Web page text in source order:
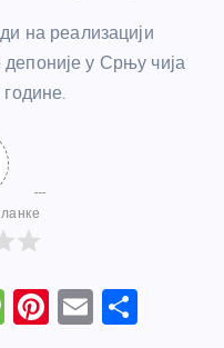
на реализацији
депоније у Срњу чија
године.
M
Pi
E